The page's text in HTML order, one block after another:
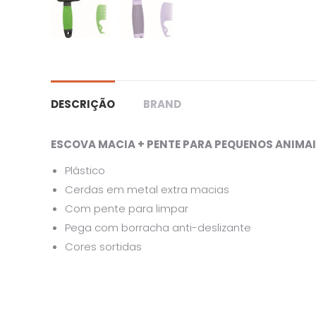
DESCRIÇÃO BRAND
ESCOVA MACIA + PENTE PARA PEQUENOS
Plástico
Cerdas em metal extra macias
Com pente para limpar
Pega com borracha anti-deslizante
Cores sortidas